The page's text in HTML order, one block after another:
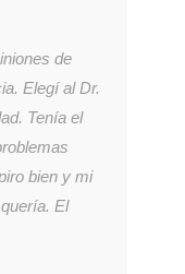
de
Elegí al Dr.
Tenía el
bien y mi
El